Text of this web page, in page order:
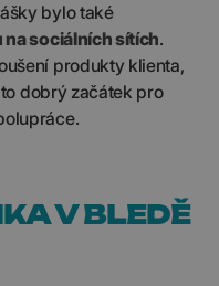
bylo také
sociálních sítích.
produkty klienta,
dobrý začátek pro
V BLEDĚ